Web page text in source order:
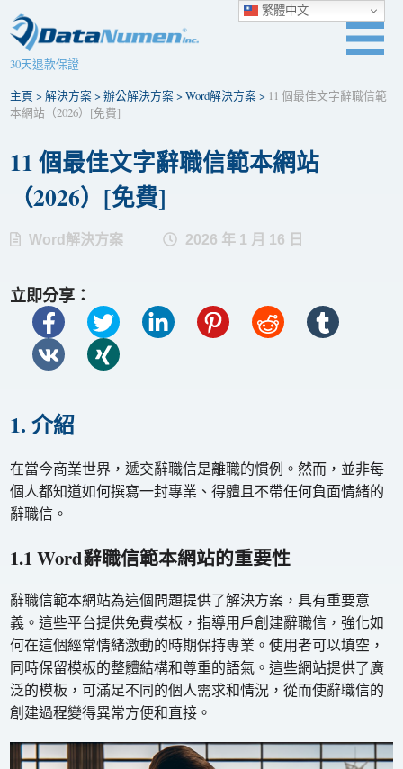
30天退款保證
主頁 >解決方案>辦公解決方案>Word解決方案> 11 個最佳文字辭職信範
本網站（2026）[免費]
11 個最佳文字辭職信範本網站
（2026）[免費]
Word解決方案 2026 年 1 月 16 日
立即分享：
1. 介紹
在當今商業世界，遞交辭職信是離職的慣例。然而，並非每
個人都知道如何撰寫一封專業、得體且不帶任何負面情緒的
辭職信。
1.1 Word辭職信範本網站的重要性
辭職信範本網站為這個問題提供了解決方案，具有重要意
義。這些平台提供免費模板，指導用戶創建辭職信，強化如
何在這個經常情緒激動的時期保持專業。使用者可以填空，
同時保留模板的整體結構和尊重的語氣。這些網站提供了廣
泛的模板，可滿足不同的個人需求和情況，從而使辭職信的
創建過程變得異常方便和直接。
繁體中文